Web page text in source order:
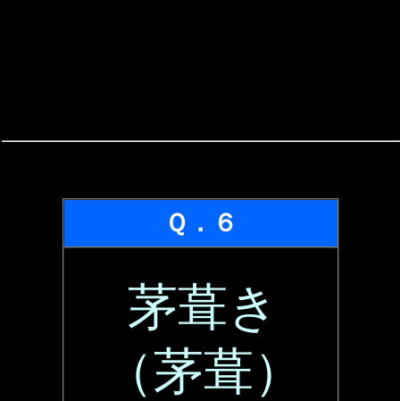
Ｑ．６
茅葺き
（茅葺）